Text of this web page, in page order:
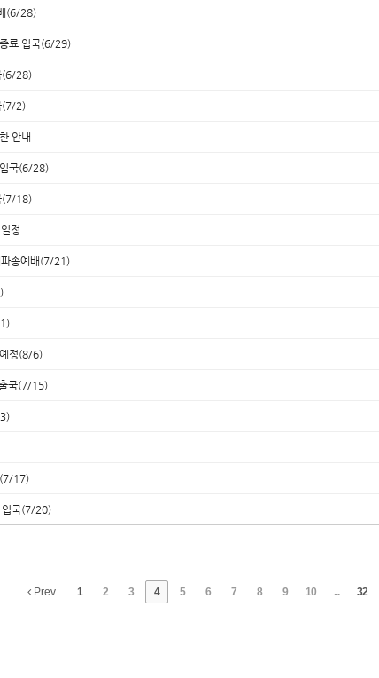
(6/28)
료 입국(6/29)
(6/28)
(7/2)
안내
국(6/28)
(7/18)
정
송예배(7/21)
정(8/6)
국(7/15)
(7/17)
입국(7/20)
Prev 1 2 3 4 5 6 7 8 9 10 ... 32